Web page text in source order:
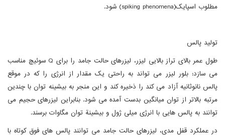
مطلوب اسپایک(spiking phenomena) شود.
تولید پالس
طول عمر بالای تراز بالایی لیزر، لیزرهای حالت جامد را برای Q سوئیچ مناسب
می سازد: بلور لیزر می تواند به راحتی یک مقدار از انرژی را که در موقع
پالس نانوثانیه آزاد می کند را ذخیره کند و این منجر به بیشینه توان با چندین
مرتبه بالاتر از توان میانگین بدست آمده می شود. بنابراین لیزرهای حجیم می
توانند به پالس هایی با انرژی میلی ژول و بیشینة توان مگاوات برسند.
در عملکرد قفل مدی، لیزرهای حالت جامد می توانند پالس های فوق کوتاه با